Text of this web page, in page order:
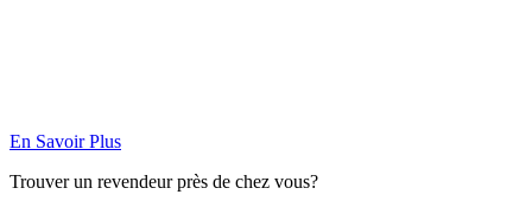
En Savoir Plus
Trouver un revendeur près de chez vous?